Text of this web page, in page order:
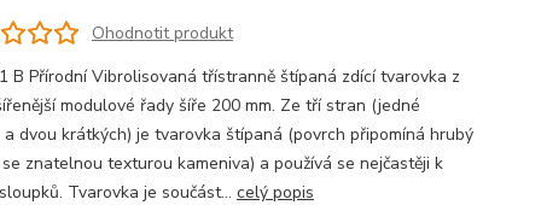
Ohodnotit produkt
B Přírodní Vibrolisovaná třístranně štípaná zdící tvarovka z
modulové řady šíře 200 mm. Ze tří stran (jedné
dvou krátkých) je tvarovka štípaná (povrch připomíná hrubý
znatelnou texturou kameniva) a používá se nejčastěji k
Tvarovka je součást... celý popis